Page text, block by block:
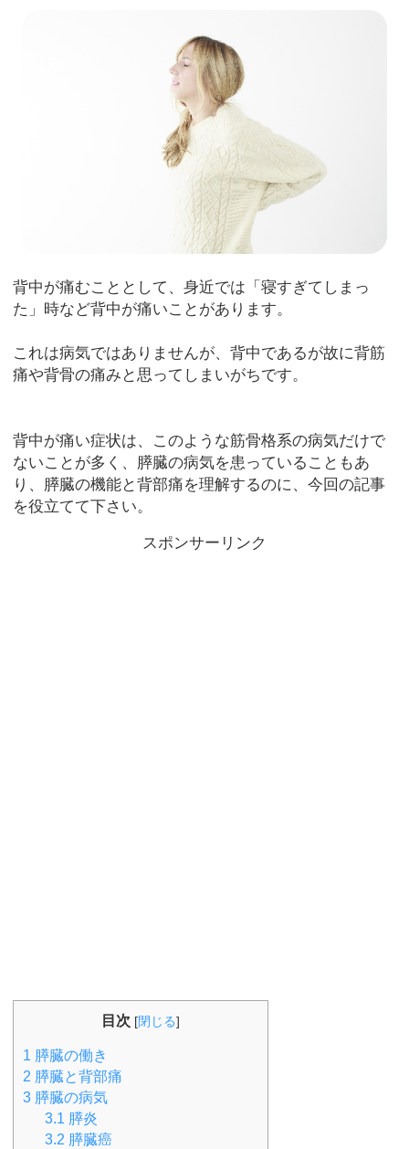
背中が痛むこととして、身近では「寝すぎてしまっ
た」時など背中が痛いことがあります。
これは病気ではありませんが、背中であるが故に背筋
痛や背骨の痛みと思ってしまいがちです。
背中が痛い症状は、このような筋骨格系の病気だけで
ないことが多く、膵臓の病気を患っていることもあ
り、膵臓の機能と背部痛を理解するのに、今回の記事
を役立てて下さい。
スポンサーリンク
目次 [閉じる]
1 膵臓の働き
2 膵臓と背部痛
3 膵臓の病気
3.1 膵炎
3.2 膵臓癌